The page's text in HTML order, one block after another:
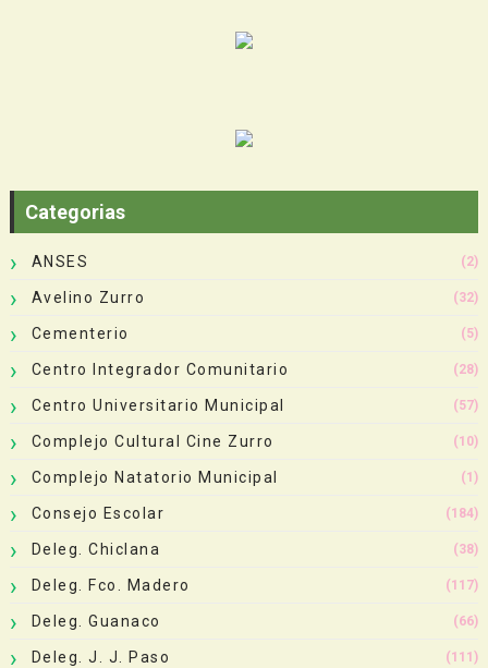
Categorias
ANSES (2)
Avelino Zurro (32)
Cementerio (5)
Centro Integrador Comunitario (28)
Centro Universitario Municipal (57)
Complejo Cultural Cine Zurro (10)
Complejo Natatorio Municipal (1)
Consejo Escolar (184)
Deleg. Chiclana (38)
Deleg. Fco. Madero (117)
Deleg. Guanaco (66)
Deleg. J. J. Paso (111)